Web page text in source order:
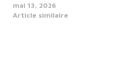
mai 13, 2026
Article similaire